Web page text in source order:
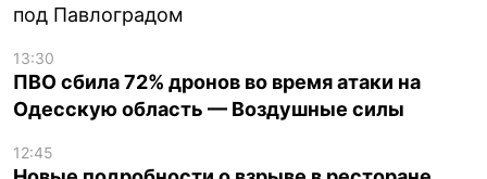
под Павлоградом
13:30
ПВО сбила 72% дронов во время атаки на
Одесскую область — Воздушные силы
12:45